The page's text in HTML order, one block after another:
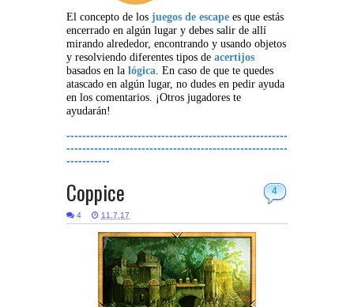
El concepto de los juegos de escape es que estás
encerrado en algún lugar y debes salir de allí
mirando alrededor, encontrando y usando objetos
y resolviendo diferentes tipos de acertijos
basados en la lógica. En caso de que te quedes
atascado en algún lugar, no dudes en pedir ayuda
en los comentarios. ¡Otros jugadores te
ayudarán!
--------------------------------------------------------
--------------------------------------------------------
-----------
4
Coppice
4 11.7.17